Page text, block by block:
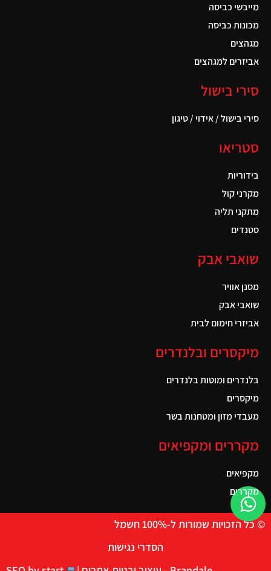
מייבשי כביסה
מכונות כביסה
מגהצים
אביזרים למגהצים
סירי בישול
סירי בישול / אידוי / טיגון
סטריאו
בידוריות
מקרני קול
מתקני תליה
סטנדים
שואבי אבק
מסנן אוויר
שואבי אבק
אביזרי חימום לבית
מיקסרים ובלנדרים
בלנדרים ומוטות בלנדרים
מיקסרים
מעבדי מזון ומטחנות בשר
מקררים ומקפיאים
מקפיאים
מקררים
© כל הזכויות שמורות ל-100% חשמל
הסדרי נגישות